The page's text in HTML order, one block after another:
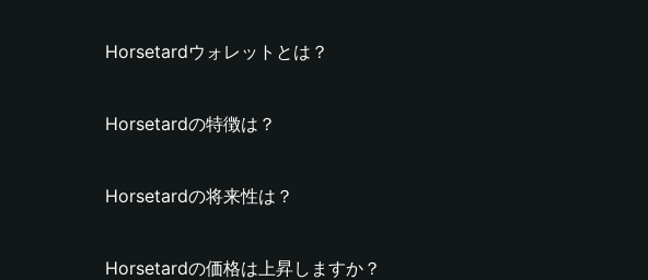
Horsetardウォレットとは？
Horsetardの特徴は？
Horsetardの将来性は？
Horsetardの価格は上昇しますか？